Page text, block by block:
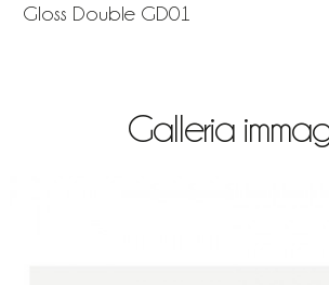
Gloss Double GD01
Galleria